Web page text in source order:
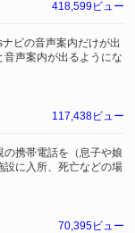
418,599ビュー
ビの音声案内だけが出
声案内が出るようにな
117,438ビュー
の携帯電話を（息子や娘
に入所、死亡などの場
70,395ビュー